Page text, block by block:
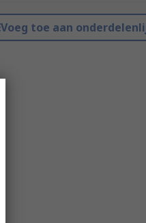
Voeg toe aan